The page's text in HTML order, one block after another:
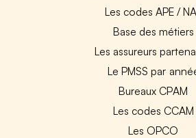
Les codes APE /
Base des métiers
Les assureurs
Le PMSS par
Bureaux CPAM
Les codes CCAM
Les OPCO